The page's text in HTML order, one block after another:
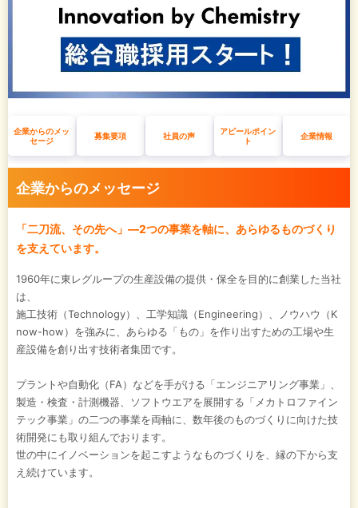
企業からのメッ
セージ
募集要項 社員の声
アピールポイン
ト
企業情報
企業からのメッセージ
「二刀流、その先へ」―2つの事業を軸に、あらゆるものづくり
を支えています。
1960年に東レグループの生産設備の提供・保全を目的に創業した当社
は、
施工技術（Technology）、工学知識（Engineering）、ノウハウ（K
now-how）を強みに、あらゆる「もの」を作り出すための工場や生
産設備を創り出す技術者集団です。
プラントや自動化（FA）などを手がける「エンジニアリング事業」、
製造・検査・計測機器、ソフトウエアを展開する「メカトロファイン
テック事業」の二つの事業を両軸に、数年後のものづくりに向けた技
術開発にも取り組んでおります。
世の中にイノベーションを起こすようなものづくりを、縁の下から支
え続けています。